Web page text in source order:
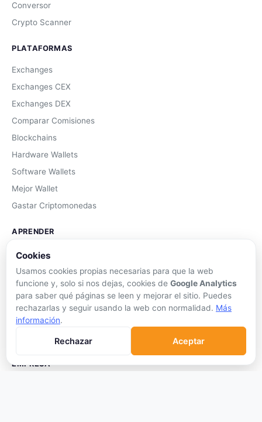
Conversor
Crypto Scanner
PLATAFORMAS
Exchanges
Exchanges CEX
Exchanges DEX
Comparar Comisiones
Blockchains
Hardware Wallets
Software Wallets
Mejor Wallet
Gastar Criptomonedas
APRENDER
Qué son las Criptos
Cómo Comprar
Staking
Trading
EMPRESA
Cookies
Usamos cookies propias necesarias para que la web
funcione y, solo si nos dejas, cookies de Google Analytics
para saber qué páginas se leen y mejorar el sitio. Puedes
rechazarlas y seguir usando la web con normalidad. Más
información.
Rechazar Aceptar